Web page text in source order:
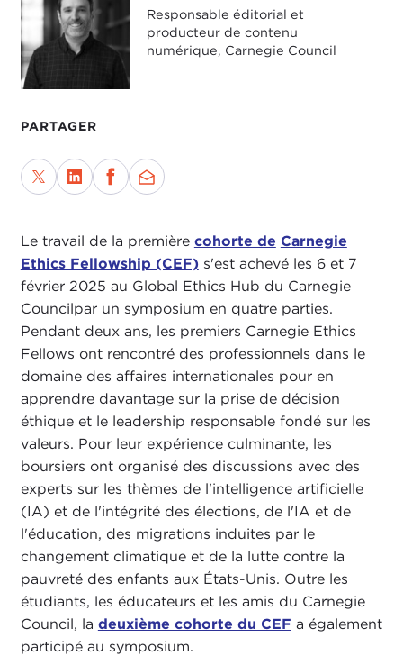
Responsable éditorial et
producteur de contenu
numérique, Carnegie Council
PARTAGER
Le travail de la première cohorte de Carnegie
Ethics Fellowship (CEF)s'est achevé les 6 et 7
février 2025 au Global Ethics Hub du Carnegie
Councilpar un symposium en quatre parties.
Pendant deux ans, les premiers Carnegie Ethics
Fellows ont rencontré des professionnels dans le
domaine des affaires internationales pour en
apprendre davantage sur la prise de décision
éthique et le leadership responsable fondé sur les
valeurs. Pour leur expérience culminante, les
boursiers ont organisé des discussions avec des
experts sur les thèmes de l'intelligence artificielle
(IA) et de l'intégrité des élections, de l'IA et de
l'éducation, des migrations induites par le
changement climatique et de la lutte contre la
pauvreté des enfants aux États-Unis. Outre les
étudiants, les éducateurs et les amis du Carnegie
Council, la deuxième cohorte du CEF a également
participé au symposium.